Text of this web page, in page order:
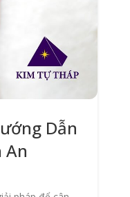
Dẫn
An